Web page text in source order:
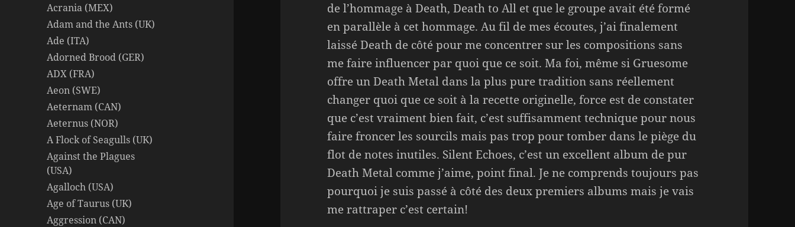
Acrania (MEX)
Adam and the Ants (UK)
Ade (ITA)
Adorned Brood (GER)
ADX (FRA)
Aeon (SWE)
Aeternam (CAN)
Aeternus (NOR)
A Flock of Seagulls (UK)
Against the Plagues
(USA)
Agalloch (USA)
Age of Taurus (UK)
Aggression (CAN)
de l’hommage à Death, Death to All et que le groupe avait été formé
en parallèle à cet hommage. Au fil de mes écoutes, j’ai finalement
laissé Death de côté pour me concentrer sur les compositions sans
me faire influencer par quoi que ce soit. Ma foi, même si Gruesome
offre un Death Metal dans la plus pure tradition sans réellement
changer quoi que ce soit à la recette originelle, force est de constater
que c’est vraiment bien fait, c’est suffisamment technique pour nous
faire froncer les sourcils mais pas trop pour tomber dans le piège du
flot de notes inutiles. Silent Echoes, c’est un excellent album de pur
Death Metal comme j’aime, point final. Je ne comprends toujours pas
pourquoi je suis passé à côté des deux premiers albums mais je vais
me rattraper c’est certain!